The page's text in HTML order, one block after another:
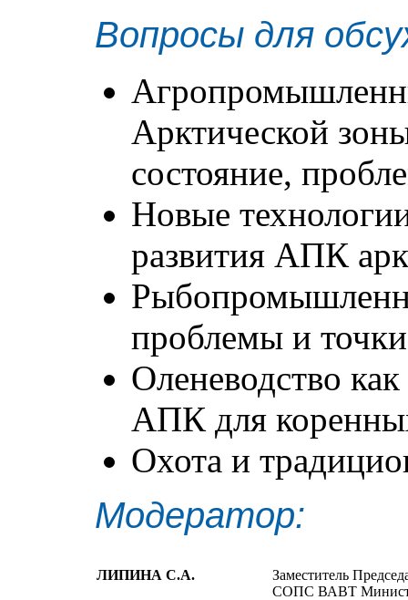
Вопросы для
Арктической
состояние,
Новые
развития АПК
проблемы и
Оленеводство
АПК для
Охота и
Модератор:
ЛИПИНА С.А.
Заместитель
СОПС ВАВТ